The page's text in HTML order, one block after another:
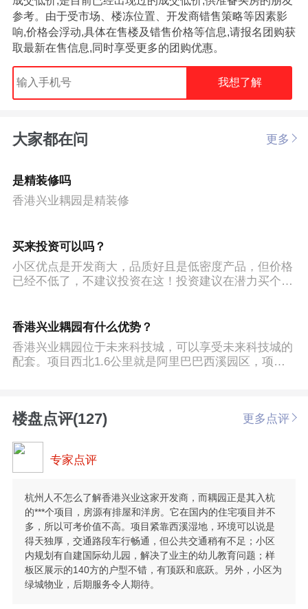
参考。由于受市场、楼冻位置、开发商错售策略等因素影
响,价格会浮动,具体在售楼及错售价格等信息,请报名团购获
取最新在售信息,同时享受更多的团购优惠。
我想了解
大家都在问 更多
是精装修吗
香港兴业耦园是精装修
买来投资可以吗？
小区优点是开发商大，品质好且是低密度产品，但价格
已经不低了，不建议投资在这！投资建议在潜力买个90
香港兴业耦园有什么优势？
香港兴业耦园位于未来科技城，可以享受未来科技城的
配套。项目西北1.6公里就是阿里巴巴西溪园区，项目
价位在城西是比较优惠的价格。所以这个楼盘是比较值
楼盘点评(127) 更多点评
专家点评
杭州人不怎么了解香港兴业这家开发商，而耦园正是其入杭
的***个项目，房源有排屋和洋房。它在国内的住宅项目并不
多，所以可考价值不高。项目紧靠西溪湿地，环境可以说是
得天独厚，交通路段车行畅通，但公共交通稍有不足；小区
内规划有自建国际幼儿园，解决了业主的幼儿教育问题；样
板区展示的140方的户型不错，有顶跃和底跃。另外，小区为
绿城物业，后期服务令人期待。